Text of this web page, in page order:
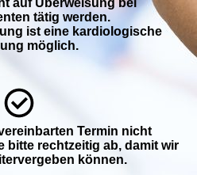
tätig werden.
ist eine kardiologische
möglich.
Termin nicht
bitte rechtzeitig ab, damit wir
können.